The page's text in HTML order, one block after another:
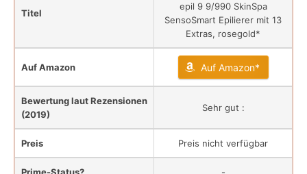
Titel
epil 9 9/990 SkinSpa
SensoSmart Epilierer mit 13
Extras, rosegold*
Auf Amazon Auf Amazon*
Bewertung laut Rezensionen
(2019)
Sehr gut :
Preis Preis nicht verfügbar